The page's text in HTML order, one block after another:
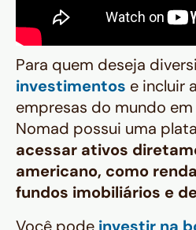
Para quem deseja
investimentos e incluir
empresas do mundo
Nomad possui uma
acessar ativos
americano, como
fundos imobiliários e
Você pode investir na